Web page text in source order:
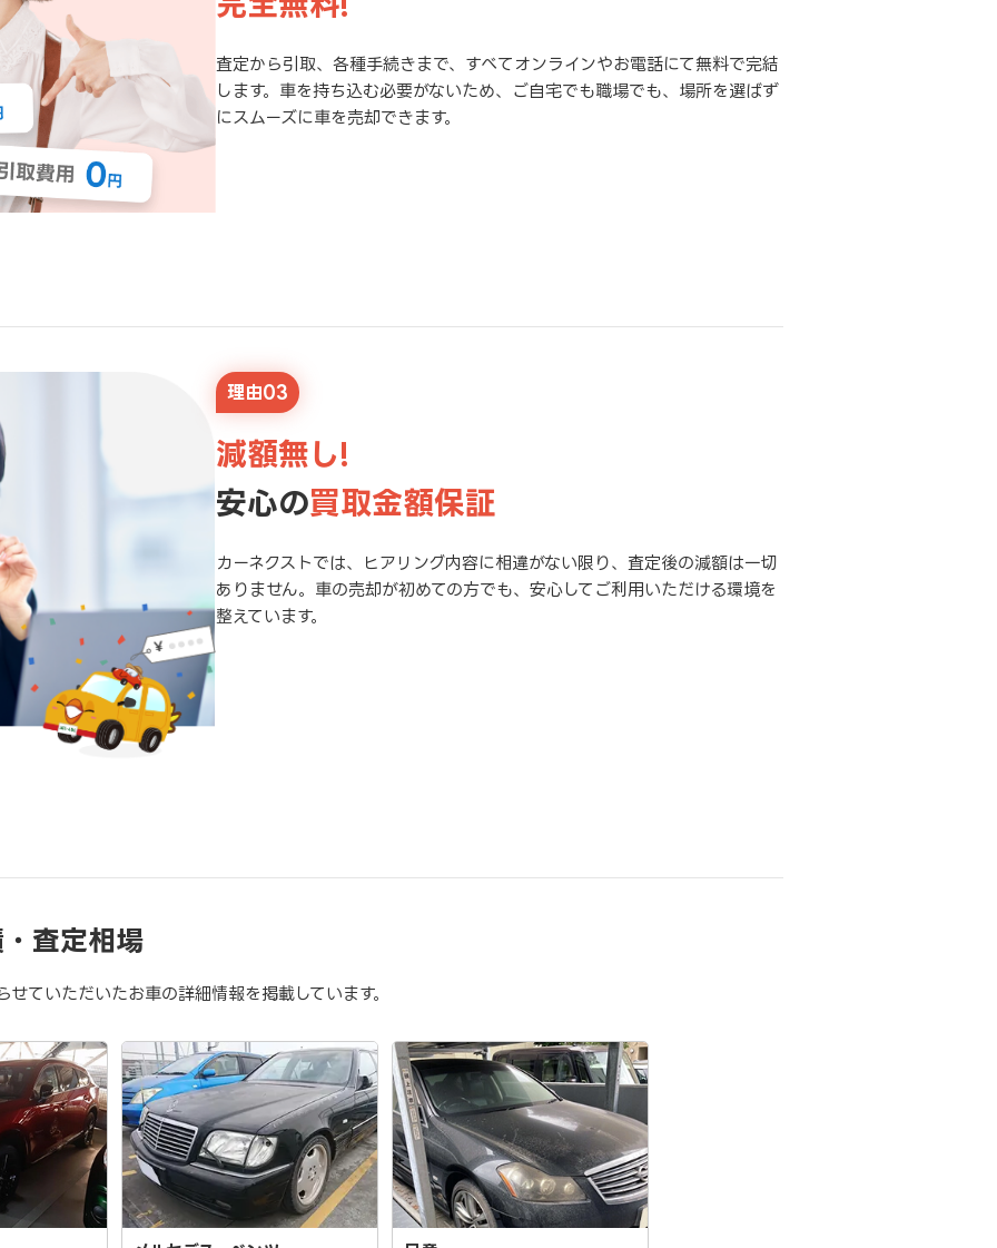
査定から引取、各種手続きまで、すべてオンラインやお電話にて無料で完結
します。車を持ち込む必要がないため、ご自宅でも職場でも、場所を選ばず
にスムーズに車を売却できます。
理由03
減額無し!
安心の買取金額保証
カーネクストでは、ヒアリング内容に相違がない限り、査定後の減額は一切
ありません。車の売却が初めての方でも、安心してご利用いただける環境を
整えています。
査定相場
ていただいたお車の詳細情報を掲載しています。